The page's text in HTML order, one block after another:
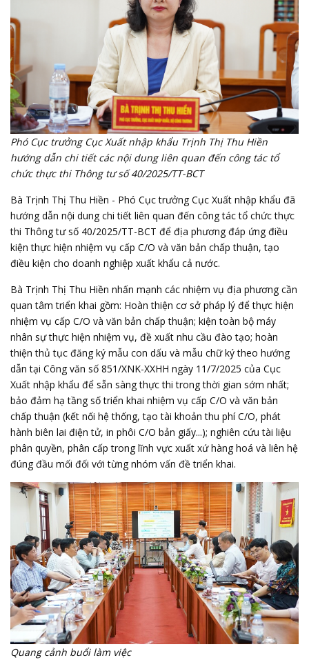
Phó Cục trưởng Cục Xuất nhập khẩu Trịnh Thị Thu Hiền
hướng dẫn chi tiết các nội dung liên quan đến công tác tổ
chức thực thi Thông tư số 40/2025/TT-BCT
Bà Trịnh Thị Thu Hiền - Phó Cục trưởng Cục Xuất nhập khẩu đã
hướng dẫn nội dung chi tiết liên quan đến công tác tổ chức thực
thi Thông tư số 40/2025/TT-BCT để địa phương đáp ứng điều
kiện thực hiện nhiệm vụ cấp C/O và văn bản chấp thuận, tạo
điều kiện cho doanh nghiệp xuất khẩu cả nước.
Bà Trịnh Thị Thu Hiền nhấn mạnh các nhiệm vụ địa phương cần
quan tâm triển khai gồm: Hoàn thiện cơ sở pháp lý để thực hiện
nhiệm vụ cấp C/O và văn bản chấp thuận; kiện toàn bộ máy
nhân sự thực hiện nhiệm vụ, đề xuất nhu cầu đào tạo; hoàn
thiện thủ tục đăng ký mẫu con dấu và mẫu chữ ký theo hướng
dẫn tại Công văn số 851/XNK-XXHH ngày 11/7/2025 của Cục
Xuất nhập khẩu để sẵn sàng thực thi trong thời gian sớm nhất;
bảo đảm hạ tầng số triển khai nhiệm vụ cấp C/O và văn bản
chấp thuận (kết nối hệ thống, tạo tài khoản thu phí C/O, phát
hành biên lai điện tử, in phôi C/O bản giấy...); nghiên cứu tài liệu
phân quyền, phân cấp trong lĩnh vực xuất xứ hàng hoá và liên hệ
đúng đầu mối đối với từng nhóm vấn đề triển khai.
Quang cảnh buổi làm việc